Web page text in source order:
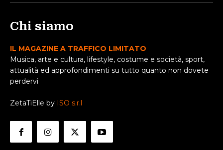
Chi siamo
IL MAGAZINE A TRAFFICO LIMITATO
Musica, arte e cultura, lifestyle, costume e società, sport,
attualità ed approfondimenti su tutto quanto non dovete
perdervi
ZetaTiElle by ISO s.r.l